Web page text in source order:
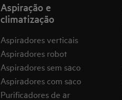
Aspiração e
climatização
Aspiradores verticais
Aspiradores robot
Aspiradores sem saco
Aspiradores com saco
Purificadores de ar